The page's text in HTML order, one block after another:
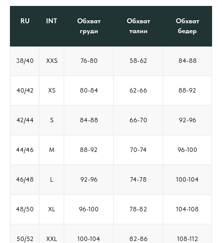
RU INT
Обхват
груди
Обхват
талии
Обхват
бедер
38/40 XXS 76-80 58-62 84-88
40/42 XS 80-84 62-66 88-92
42/44 S 84-88 66-70 92-96
44/46 M 88-92 70-74 96-100
46/48 L 92-96 74-78 100-104
48/50 XL 96-100 78-82 104-108
50/52 XXL 100-104 82-86 108-112